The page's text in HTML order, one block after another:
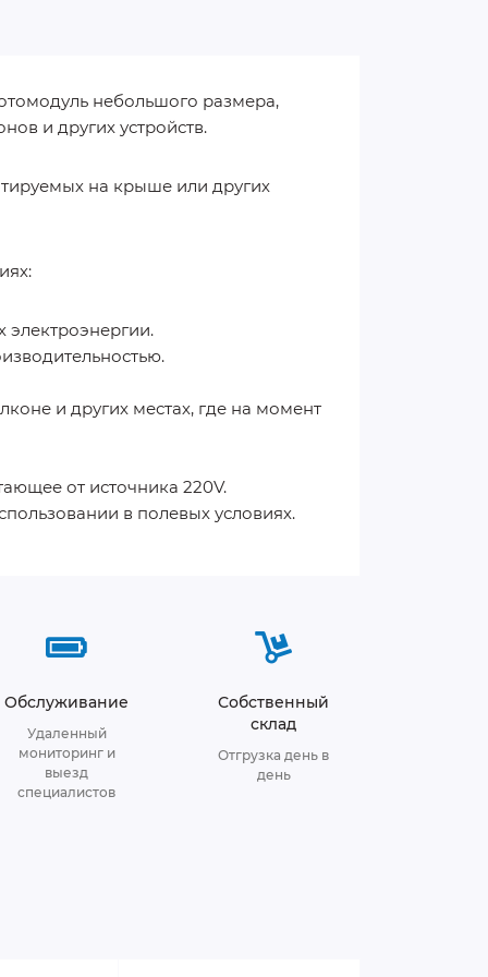
небольшого размера,
и других устройств.
на крыше или других
электроэнергии.
и других местах, где на момент
от источника 220V.
в полевых условиях.
Обслуживание
Удаленный
мониторинг и
выезд
специалистов
Собственный
склад
Отгрузка день в
день